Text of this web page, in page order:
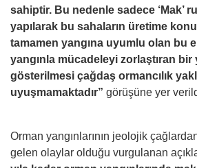
sahiptir. Bu nedenle sadece ‘Mak’
yapılarak bu sahaların üretime
tamamen yangına uyumlu olan bu
yangınla mücadeleyi zorlaştıran bir
gösterilmesi çağdaş ormancılık
uyuşmamaktadır” görüşüne yer
Orman yangınlarının jeolojik
gelen olaylar olduğu vurgulanan